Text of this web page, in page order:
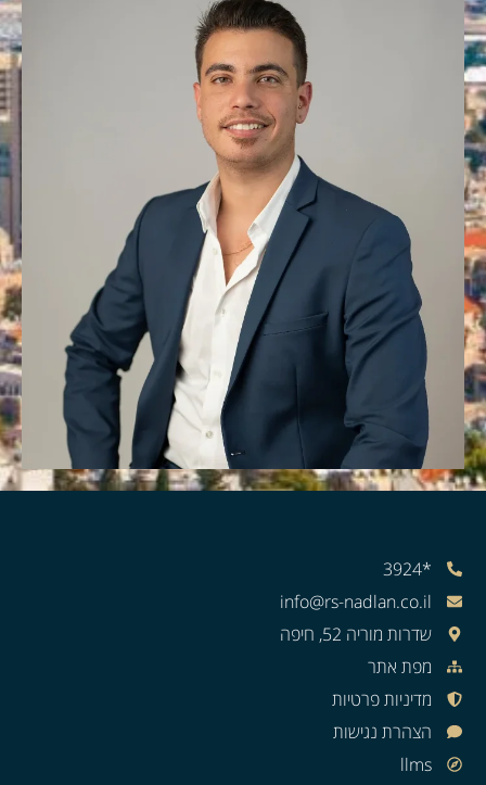
*3924
info@rs-nadlan.co.il
שדרות מוריה 52, חיפה
מפת אתר
מדיניות פרטיות
הצהרת נגישות
llms